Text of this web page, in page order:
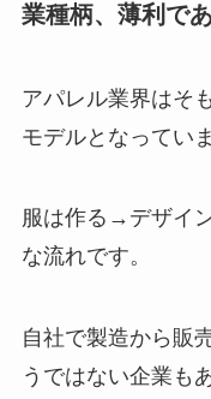
業種柄、薄利で
アパレル業界はそ
モデルとなっていま
服は作る→デザイ
な流れです。
自社で製造から販
うではない企業も